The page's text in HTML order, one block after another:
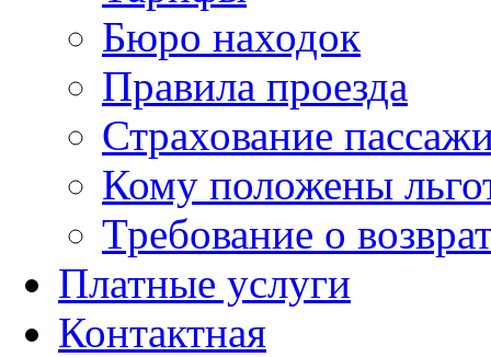
Бюро находок
Правила проезда
Страхование
Кому положены
Требование о
Платные услуги
Контактная